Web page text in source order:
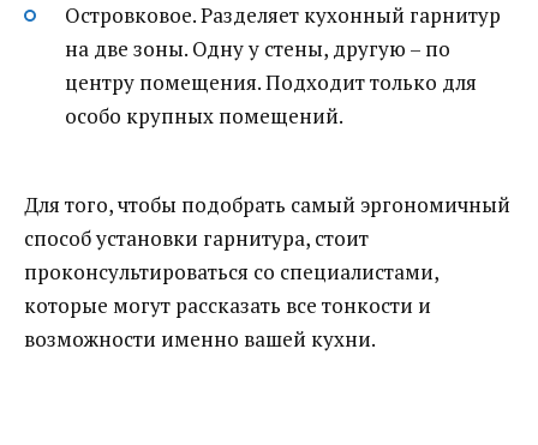
Островковое. Разделяет кухонный гарнитур
на две зоны. Одну у стены, другую – по
центру помещения. Подходит только для
особо крупных помещений.
Для того, чтобы подобрать самый эргономичный
способ установки гарнитура, стоит
проконсультироваться со специалистами,
которые могут рассказать все тонкости и
возможности именно вашей кухни.